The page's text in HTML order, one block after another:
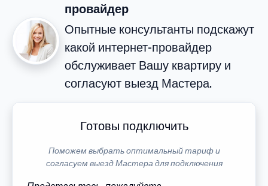
провайдер
Опытные консультанты подскажут
какой интернет-провайдер
обслуживает Вашу квартиру и
согласуют выезд Мастера.
Готовы подключить
Поможем выбрать оптимальный тариф и
согласуем выезд Мастера для подключения